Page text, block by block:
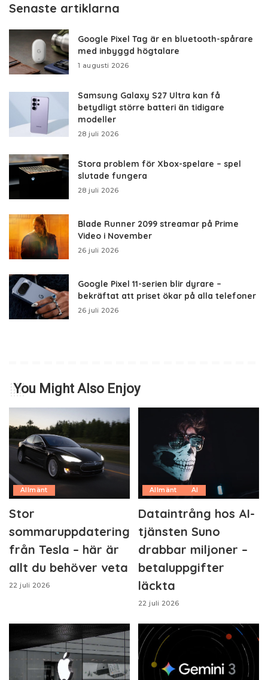
Senaste artiklarna
Google Pixel Tag är en bluetooth-spårare
med inbyggd högtalare
1 augusti 2026
Samsung Galaxy S27 Ultra kan få
betydligt större batteri än tidigare
modeller
28 juli 2026
Stora problem för Xbox-spelare – spel
slutade fungera
28 juli 2026
Blade Runner 2099 streamar på Prime
Video i November
26 juli 2026
Google Pixel 11-serien blir dyrare –
bekräftat att priset ökar på alla telefoner
26 juli 2026
You Might Also Enjoy
Allmänt
Stor
sommaruppdatering
från Tesla – här är
allt du behöver veta
22 juli 2026
Allmänt AI
Dataintrång hos AI-
tjänsten Suno
drabbar miljoner –
betaluppgifter
läckta
22 juli 2026